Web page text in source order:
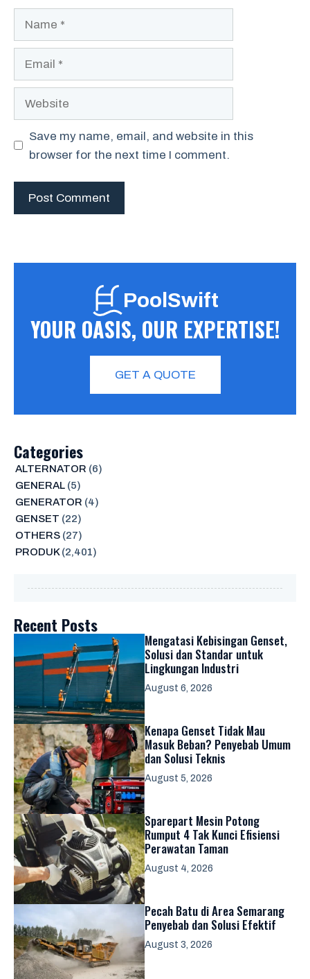
Save my name, email, and website in this
browser for the next time I comment.
PoolSwift
YOUR OASIS, OUR EXPERTISE!
GET A QUOTE
Categories
ALTERNATOR (6)
GENERAL(5)
GENERATOR (4)
GENSET (22)
OTHERS(27)
PRODUK(2,401)
Recent Posts
Mengatasi Kebisingan Genset,
Solusi dan Standar untuk
Lingkungan Industri
August 6, 2026
Kenapa Genset Tidak Mau
Masuk Beban? Penyebab Umum
dan Solusi Teknis
August 5, 2026
Sparepart Mesin Potong
Rumput 4 Tak Kunci Efisiensi
Perawatan Taman
August 4, 2026
Pecah Batu di Area Semarang
Penyebab dan Solusi Efektif
August 3, 2026